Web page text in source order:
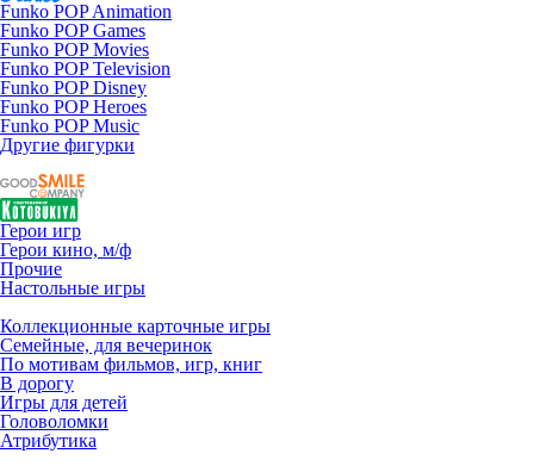
Funko POP Animation
Funko POP Games
Funko POP Movies
Funko POP Television
Funko POP Disney
Funko POP Heroes
Funko POP Music
Другие фигурки
Герои игр
Герои кино, м/ф
Прочие
Настольные игры
Коллекционные карточные игры
Семейные, для вечеринок
По мотивам фильмов, игр, книг
В дорогу
Игры для детей
Головоломки
Атрибутика